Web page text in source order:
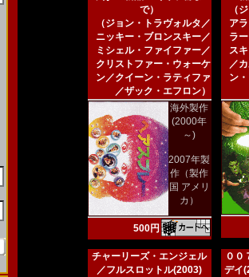
で）
（ジョン・トラヴォルタ／
ニッキー・ブロンスキー／
ミシェル・ファイファー／
クリストファー・ウォーケ
ン／クイーン・ラティファ
／ザック・エフロン）
海外製作
(2000年
～)
2007年製
作（製作
国 アメリ
カ）
500円
（
ア
ラ
ス
／
ン
チャーリーズ・エンジェル
／フルスロットル(2003)
００
デイ